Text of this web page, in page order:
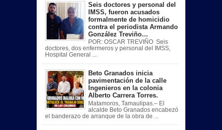
Seis doctores y personal del
IMSS, fueron acusados
formalmente de homicidio
contra el periodista Armando
González Treviño…
POR: OSCAR TREVIÑO Seis
doctores, dos enfermeros y personal del IMSS,
Hospital General ...
Beto Granados inicia
pavimentación de la calle
Ingenieros en la colonia
Alberto Carrera Torres.
Matamoros, Tamaulipas.– El
alcalde Beto Granados encabezó
el banderazo de arranque de la obra de ...